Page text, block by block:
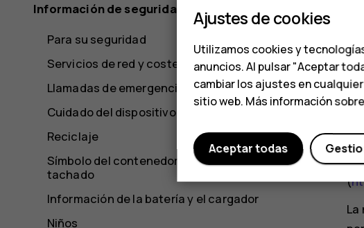
La
(
La
Información de seguridad y del producto
Para su seguridad
Servicios de red y costes
Llamadas de emergencia
Cuidado del dispositivo
Reciclaje
Símbolo del contenedor con ruedas
tachado
Información de la batería y el cargador
Niños
Ajustes de cookies
Utilizamos cookies y
anuncios. Al pulsar "Aceptar
cambiar los ajustes en
sitio web. Más información
Aceptar todas